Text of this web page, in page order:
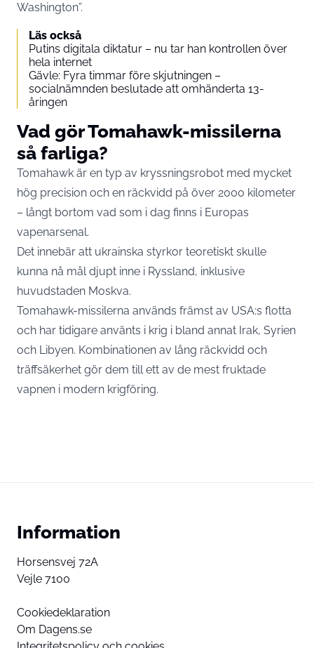
Washington”.
Läs också
Putins digitala diktatur – nu tar han kontrollen över
hela internet
Gävle: Fyra timmar före skjutningen –
socialnämnden beslutade att omhänderta 13-
åringen
Vad gör Tomahawk-missilerna
så farliga?
Tomahawk är en typ av kryssningsrobot med mycket
hög precision och en räckvidd på över 2000 kilometer
– långt bortom vad som i dag finns i Europas
vapenarsenal.
Det innebär att ukrainska styrkor teoretiskt skulle
kunna nå mål djupt inne i Ryssland, inklusive
huvudstaden Moskva.
Tomahawk-missilerna används främst av USA:s flotta
och har tidigare använts i krig i bland annat Irak, Syrien
och Libyen. Kombinationen av lång räckvidd och
träffsäkerhet gör dem till ett av de mest fruktade
vapnen i modern krigföring.
Information
Horsensvej 72A
Vejle 7100
Cookiedeklaration
Om Dagens.se